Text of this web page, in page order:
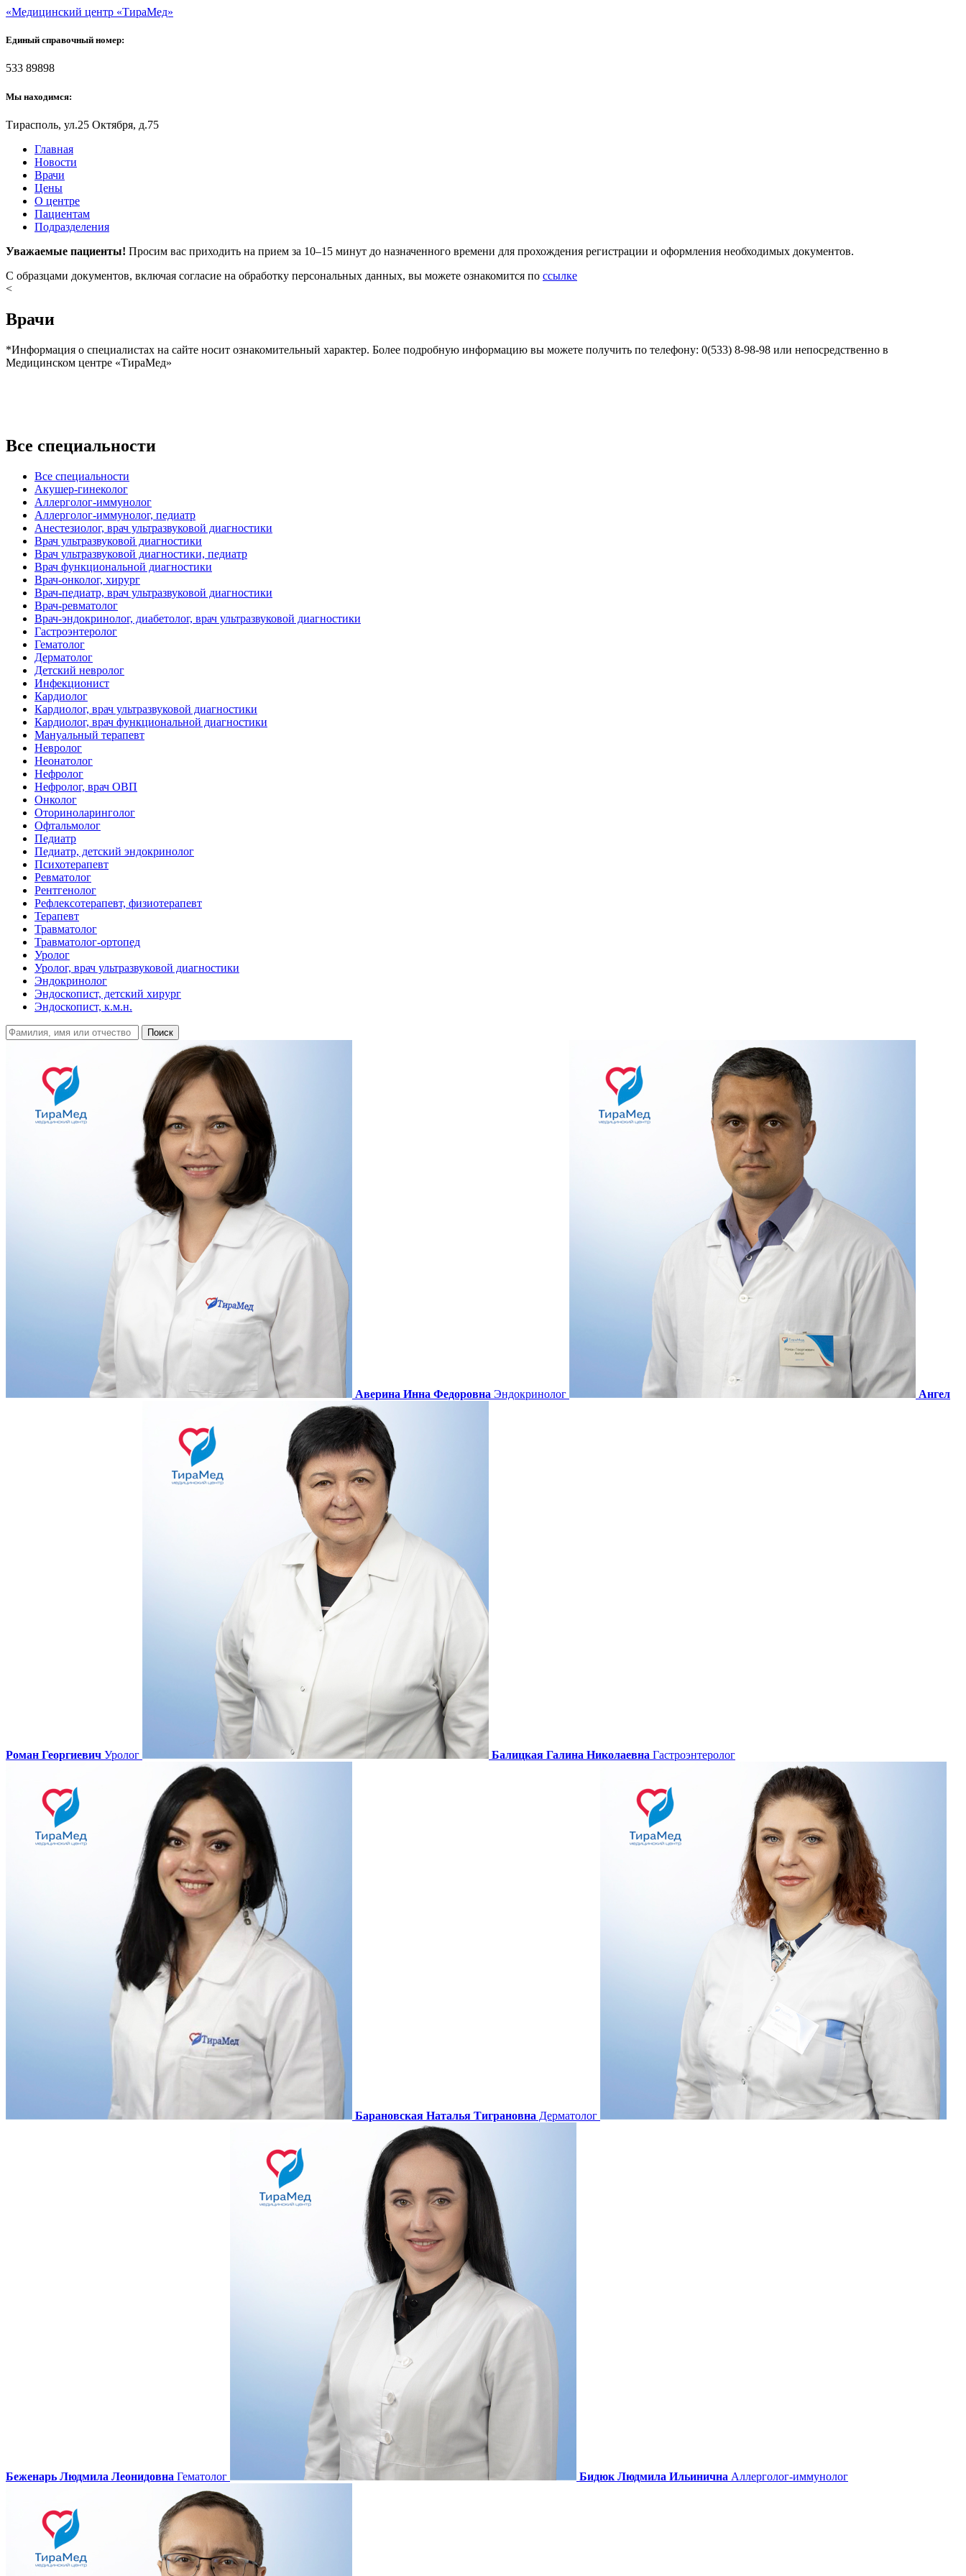
«Медицинский центр «ТираМед»
Единый справочный номер:
533 89898
Мы находимся:
Тирасполь, ул.25 Октября, д.75
Главная
Новости
Врачи
Цены
О центре
Пациентам
Подразделения
Уважаемые пациенты! Просим вас приходить на прием за 10–15 минут до назначенного времени для прохождения регистрации и оформления необходимых документов.
С образцами документов, включая согласие на обработку персональных данных, вы можете ознакомится по ссылке
<
Врачи
*Информация о специалистах на сайте носит ознакомительный характер. Более подробную информацию вы можете получить по телефону: 0(533) 8-98-98 или непосредственно в
Медицинском центре «ТираМед»
Все специальности
Все специальности
Акушер-гинеколог
Аллерголог-иммунолог
Аллерголог-иммунолог, педиатр
Анестезиолог, врач ультразвуковой диагностики
Врач ультразвуковой диагностики
Врач ультразвуковой диагностики, педиатр
Врач функциональной диагностики
Врач-онколог, хирург
Врач-педиатр, врач ультразвуковой диагностики
Врач-ревматолог
Врач-эндокринолог, диабетолог, врач ультразвуковой диагностики
Гастроэнтеролог
Гематолог
Дерматолог
Детский невролог
Инфекционист
Кардиолог
Кардиолог, врач ультразвуковой диагностики
Кардиолог, врач функциональной диагностики
Мануальный терапевт
Невролог
Неонатолог
Нефролог
Нефролог, врач ОВП
Онколог
Оториноларинголог
Офтальмолог
Педиатр
Педиатр, детский эндокринолог
Психотерапевт
Ревматолог
Рентгенолог
Рефлексотерапевт, физиотерапевт
Терапевт
Травматолог
Травматолог-ортопед
Уролог
Уролог, врач ультразвуковой диагностики
Эндокринолог
Эндоскопист, детский хирург
Эндоскопист, к.м.н.
Поиск
Аверина Инна Федоровна Эндокринолог Ангел
Роман Георгиевич Уролог Балицкая Галина Николаевна Гастроэнтеролог
Барановская Наталья Тиграновна Дерматолог
Беженарь Людмила Леонидовна Гематолог Бидюк Людмила Ильинична Аллерголог-иммунолог